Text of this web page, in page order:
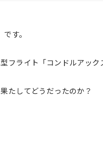
す。
フライト「コンドルアック
たしてどうだったのか？